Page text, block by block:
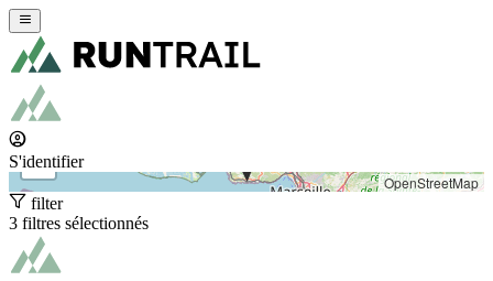
S'identifier
+
−
OpenStreetMap
filter
3 filtres sélectionnés